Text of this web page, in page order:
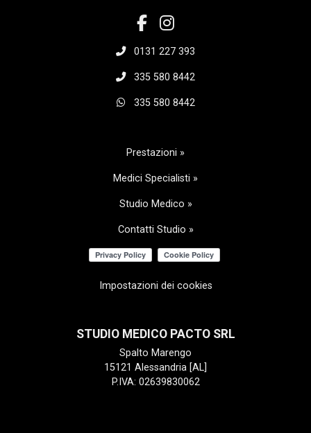
0131 227 393
335 580 8442
335 580 8442
Prestazioni »
Medici Specialisti »
Studio Medico »
Contatti Studio »
Impostazioni dei cookies
STUDIO MEDICO PACTO SRL
Spalto Marengo
15121 Alessandria [AL]
P.IVA: 02639830062